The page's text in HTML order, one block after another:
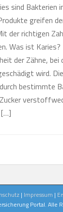
sind Bakterien
greifen
der richtigen
Was ist
der Zähne, bei
wird.
bestimmte
[…]
| Impressum |
Portal. Alle